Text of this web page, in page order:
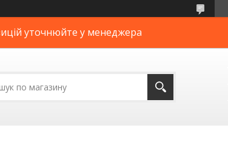
уточнюйте у менеджера